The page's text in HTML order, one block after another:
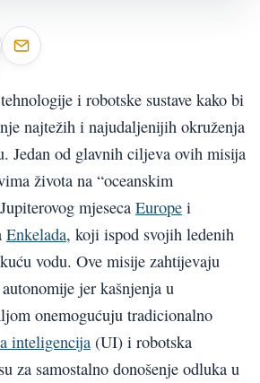
i robotske sustave kako bi
najtežih i najudaljenijih okruženja
Jedan od glavnih ciljeva ovih misija
života na “oceanskim
mjeseca Europe i
Enkelada, koji ispod svojih ledenih
vodu. Ove misije zahtijevaju
jer kašnjenja u
onemogućuju tradicionalno
inteligencija (UI) i robotska
za samostalno donošenje odluka u